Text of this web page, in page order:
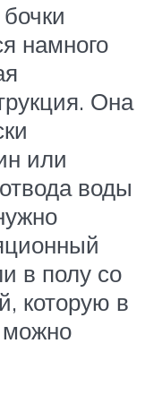
намного
Она
или
воды
в полу со
которую в
можно